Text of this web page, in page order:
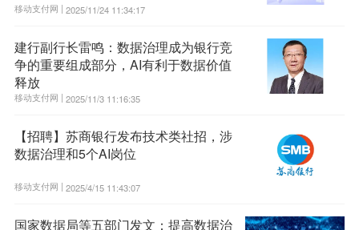
移动支付网 | 2025/11/24 11:34:17
建行副行长雷鸣：数据治理成为银行竞
争的重要组成部分，AI有利于数据价值
释放
移动支付网 | 2025/11/3 11:16:35
【招聘】苏商银行发布技术类社招，涉
数据治理和5个AI岗位
移动支付网 | 2025/4/15 11:43:07
国家数据局等五部门发文：提高数据治